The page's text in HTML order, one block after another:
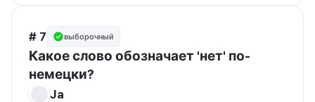
# 7 выборочный
Какое слово обозначает 'нет' по-
немецки?
Ja